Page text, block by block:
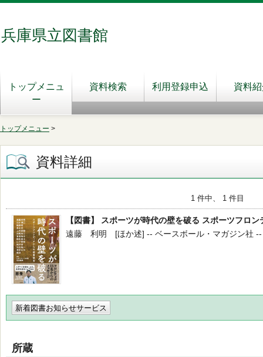
兵庫県立図書館
トップメニュ
ー
資料検索 利用登録申込 資料
トップメニュー >
資料詳細
1 件中、 1 件目
【図書】 スポーツが時代の壁を破る スポーツフロ
遠藤 利明 [ほか述] -- ベースボール・マガジン社 --
新着図書お知らせサービス
所蔵